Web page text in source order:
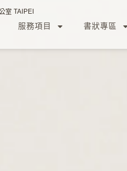
室 TAIPEI
服務項目 書狀專區